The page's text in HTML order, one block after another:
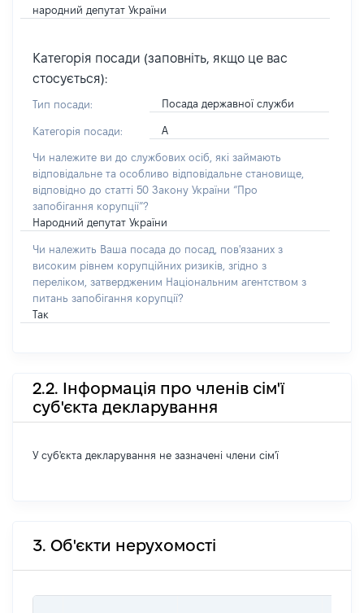
народний депутат України
Категорія посади (заповніть, якщо це вас
стосується):
Тип посади: Посада державної служби
Категорія посади: А
Чи належите ви до службових осіб, які займають
відповідальне та особливо відповідальне становище,
відповідно до статті 50 Закону України “Про
запобігання корупції”?
Народний депутат України
Чи належить Ваша посада до посад, пов'язаних з
високим рівнем корупційних ризиків, згідно з
переліком, затвердженим Національним агентством з
питань запобігання корупції?
Так
2.2. Інформація про членів сім'ї
суб'єкта декларування
У суб'єкта декларування не зазначені члени сім'ї
3. Об'єкти нерухомості